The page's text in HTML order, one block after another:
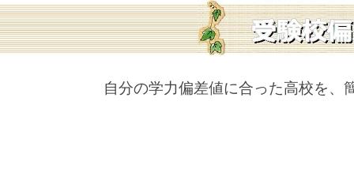
自分の学力偏差値に合った高校を、